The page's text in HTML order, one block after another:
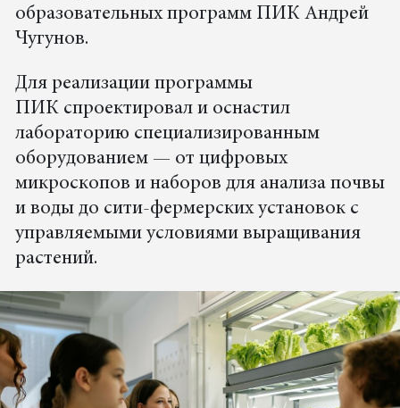
образовательных программ ПИК Андрей
Чугунов.
Для реализации программы
ПИК спроектировал и оснастил
лабораторию специализированным
оборудованием — от цифровых
микроскопов и наборов для анализа почвы
и воды до сити-фермерских установок с
управляемыми условиями выращивания
растений.